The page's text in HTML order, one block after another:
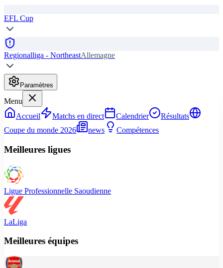
EFL Cup
Regionalliga - NortheastAllemagne
Paramètres
Menu
Accueil
Matchs en direct Calendrier
Résultats
Coupe du monde 2026
news Compétences
Meilleures ligues
Ligue Professionnelle Saoudienne
LaLiga
Meilleures équipes